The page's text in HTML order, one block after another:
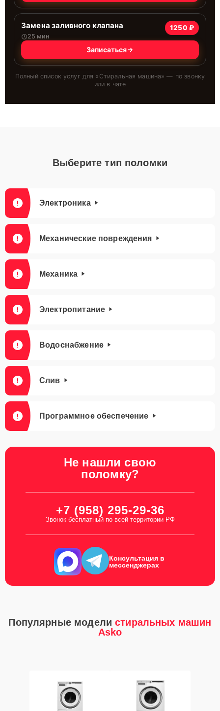
Замена заливного клапана
25 мин
1250 ₽
Записаться
Полный список услуг для « Стиральная машина» — по звонку
или в чате
Выберите тип поломки
Электроника
Механические повреждения
Механика
Электропитание
Водоснабжение
Слив
Программное обеспечение
Не нашли свою
поломку?
+7 (958) 295-29-36
Звонок бесплатный по всей территории РФ
Консультация в
мессенджерах
Популярные моделистиральных машин
Asko